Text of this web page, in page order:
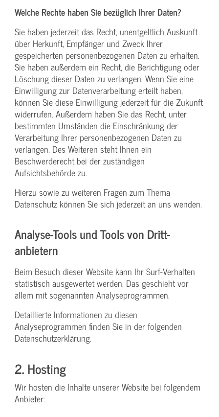
Welche Rechte haben Sie bezüglich Ihrer Daten?
Sie haben jederzeit das Recht, unentgeltlich Auskunft
über Herkunft, Empfänger und Zweck Ihrer
gespeicherten personenbezogenen Daten zu erhalten.
Sie haben außerdem ein Recht, die Berichtigung oder
Löschung dieser Daten zu verlangen. Wenn Sie eine
Einwilligung zur Datenverarbeitung erteilt haben,
können Sie diese Einwilligung jederzeit für die Zukunft
widerrufen. Außerdem haben Sie das Recht, unter
bestimmten Umständen die Einschränkung der
Verarbeitung Ihrer personenbezogenen Daten zu
verlangen. Des Weiteren steht Ihnen ein
Beschwerderecht bei der zuständigen
Aufsichtsbehörde zu.
Hierzu sowie zu weiteren Fragen zum Thema
Datenschutz können Sie sich jederzeit an uns wenden.
Analyse-Tools und Tools von Dritt­
anbietern
Beim Besuch dieser Website kann Ihr Surf-Verhalten
statistisch ausgewertet werden. Das geschieht vor
allem mit sogenannten Analyseprogrammen.
Detaillierte Informationen zu diesen
Analyseprogrammen finden Sie in der folgenden
Datenschutzerklärung.
2. Hosting
Wir hosten die Inhalte unserer Website bei folgendem
Anbieter: